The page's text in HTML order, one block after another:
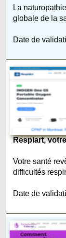
La
globale de la
Date de
Respiart,
Votre santé
difficultés
Date de